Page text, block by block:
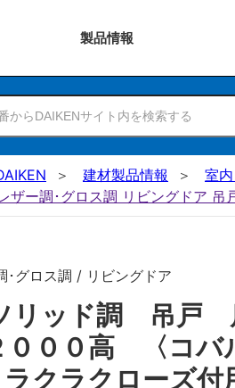
製品情報
建材製品情報
室
ザー調･グロス調 リビングドア 吊
･グロス調 / リビングドア
リッド調 吊戸
００高 〈コバ
ラクローズ付